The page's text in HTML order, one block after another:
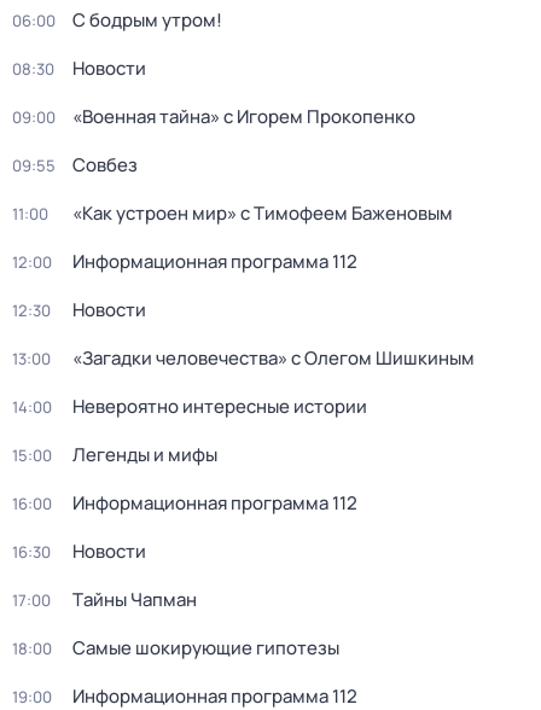
06:00 С бодрым утром!
08:30 Новости
09:00 «Военная тайна» с Игорем Прокопенко
09:55 Совбез
11:00 «Как устроен мир» с Тимофеем Баженовым
12:00 Информационная программа 112
12:30 Новости
13:00 «Загадки человечества» с Олегом Шишкиным
14:00 Невероятно интересные истории
15:00 Легенды и мифы
16:00 Информационная программа 112
16:30 Новости
17:00 Тaйны Чапман
18:00 Самые шoкиpующие гипотезы
19:00 Информационная программа 112